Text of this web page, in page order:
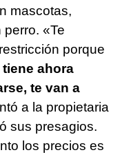
mascotas,
«Te
porque
ahora
te van a
a la propietaria
sus presagios.
los precios es